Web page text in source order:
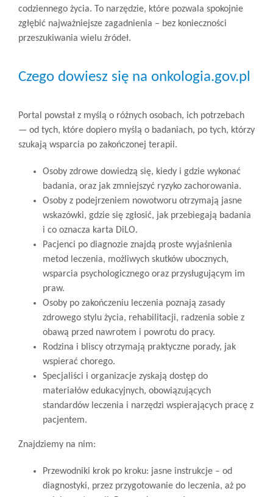
codziennego życia. To narzędzie, które pozwala spokojnie
zgłębić najważniejsze zagadnienia – bez konieczności
przeszukiwania wielu źródeł.
Czego dowiesz się na onkologia.gov.pl
Portal powstał z myślą o różnych osobach, ich potrzebach
— od tych, które dopiero myślą o badaniach, po tych, którzy
szukają wsparcia po zakończonej terapii.
Osoby zdrowe dowiedzą się, kiedy i gdzie wykonać
badania, oraz jak zmniejszyć ryzyko zachorowania.
Osoby z podejrzeniem nowotworu otrzymają jasne
wskazówki, gdzie się zgłosić, jak przebiegają badania
i co oznacza karta DiLO.
Pacjenci po diagnozie znajdą proste wyjaśnienia
metod leczenia, możliwych skutków ubocznych,
wsparcia psychologicznego oraz przysługującym im
praw.
Osoby po zakończeniu leczenia poznają zasady
zdrowego stylu życia, rehabilitacji, radzenia sobie z
obawą przed nawrotem i powrotu do pracy.
Rodzina i bliscy otrzymają praktyczne porady, jak
wspierać chorego.
Specjaliści i organizacje zyskają dostęp do
materiałów edukacyjnych, obowiązujących
standardów leczenia i narzędzi wspierających pracę z
pacjentem.
Znajdziemy na nim:
Przewodniki krok po kroku: jasne instrukcje – od
diagnostyki, przez przygotowanie do leczenia, aż po